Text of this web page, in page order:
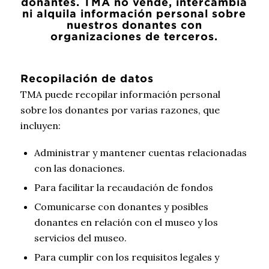
ni alquila información personal sobre
nuestros donantes con
organizaciones de terceros.
Recopilación de datos
TMA puede recopilar información personal
sobre los donantes por varias razones, que
incluyen:
Administrar y mantener cuentas relacionadas
con las donaciones.
Para facilitar la recaudación de fondos
Comunicarse con donantes y posibles
donantes en relación con el museo y los
servicios del museo.
Para cumplir con los requisitos legales y